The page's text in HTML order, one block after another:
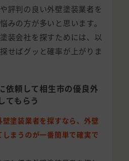
評判の良い外壁塗装業者を
みの方が多いと思います。
装会社を探すためには、以
せばグッと確率が上がりま
依頼して相生市の優良外
てもらう
塗装業者を探すなら、外壁
まうのが一番簡単で確実で